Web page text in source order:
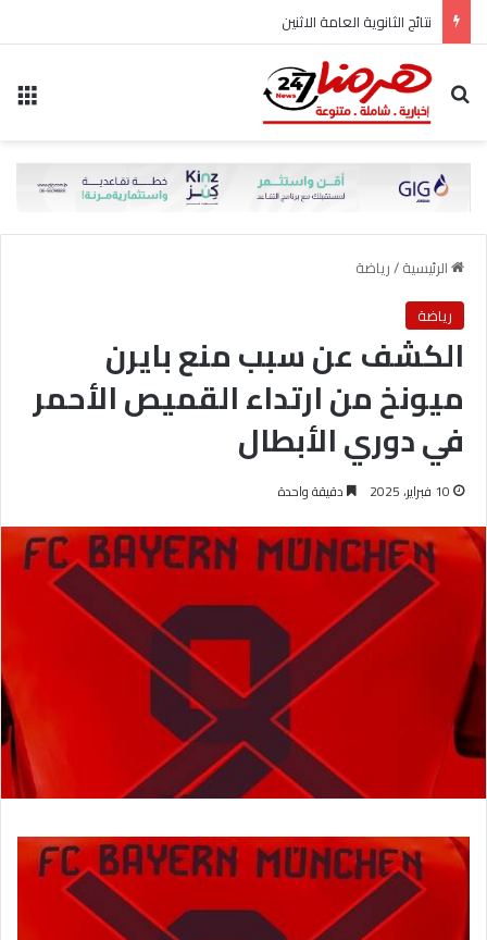
نتائج الثانوية العامة الاثنين
بحث عن
الرئيسية/رياضة
رياضة
الكشف عن سبب منع بايرن
ميونخ من ارتداء القميص الأحمر
في دوري الأبطال
10 فبراير، 2025 دقيقة واحدة